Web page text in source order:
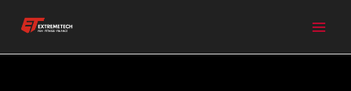
content